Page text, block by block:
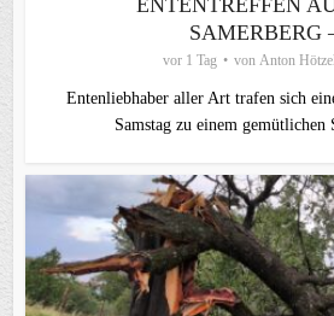
SAMERBERG
vor 1 Tag von Anton
Entenliebhaber aller Art trafen sich
Samstag zu einem gemütlichen